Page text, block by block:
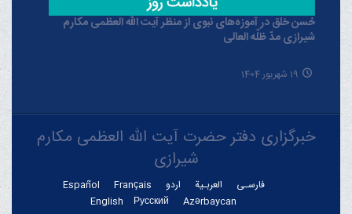
حُسن خلق در آموزه‌های نبوی از منظر آیت الله العظمی مکارم
شیرازی مدّ ظلّه العالی
19 شهریور 1404
خبرگزاری دفتر حضرت آیت الله العظمی مکارم
شیرازی
فارسـی العربـیة اردو Français
Español
Azərbaycan
Русский
English